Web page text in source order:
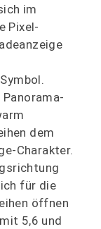
im
Pixel-
dem
Charakter.
für die
öffnen
5,6 und